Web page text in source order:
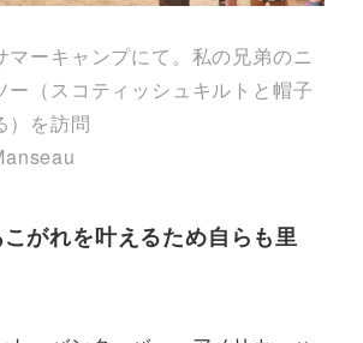
マーキャンプにて。私の兄弟のニ
ー（スコティッシュキルトと帽子
）を訪問
がれを叶えるため自らも里